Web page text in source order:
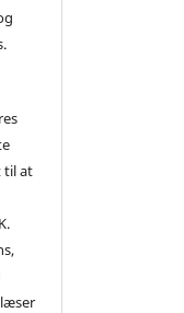
til at